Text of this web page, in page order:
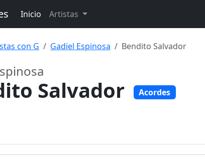
Inicio Artistas
con G Gadiel Espinosa Bendito Salvador
Salvador Acordes